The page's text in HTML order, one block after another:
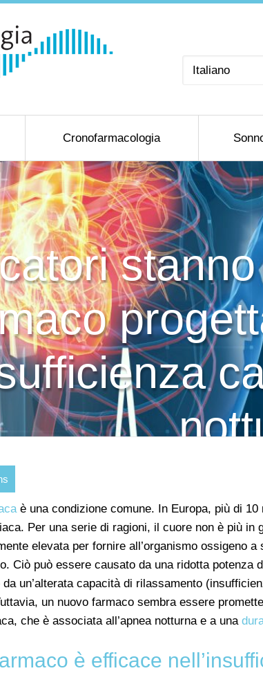
Scegli
Cronofarmacologia
è una condizione comune. In Europa, più di
Per una serie di ragioni, il cuore non è più in
elevata per fornire all’organismo ossigeno
Ciò può essere causato da una ridotta potenza
un’alterata capacità di rilassamento
un nuovo farmaco sembra essere
che è associata all’apnea notturna e a una
è efficace